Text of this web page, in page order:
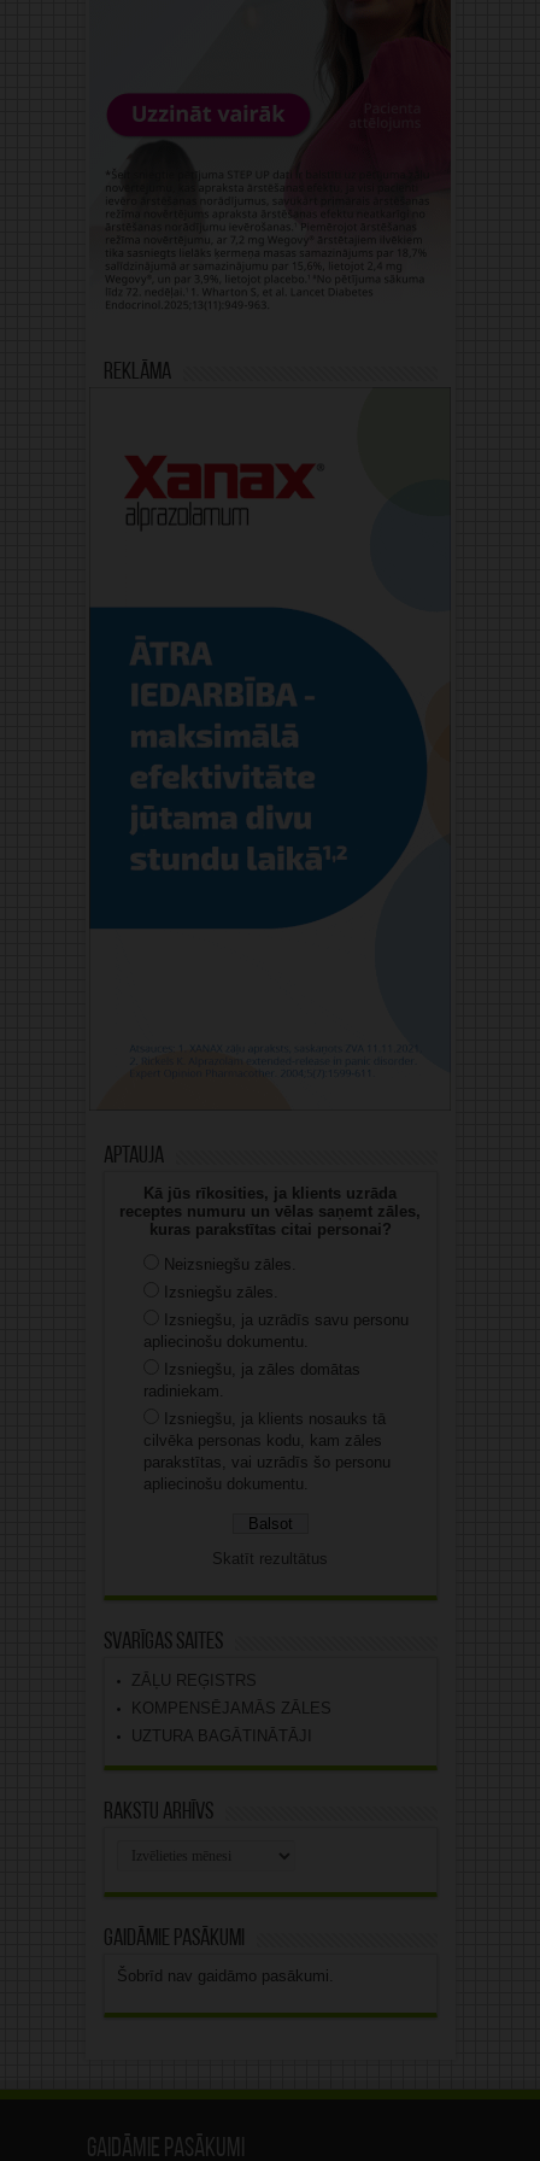
Reklāma
Aptauja
Kā jūs rīkosities, ja klients uzrāda
receptes numuru un vēlas saņemt zāles,
kuras parakstītas citai personai?
Neizsniegšu zāles.
Izsniegšu zāles.
Izsniegšu, ja uzrādīs savu personu
apliecinošu dokumentu.
Izsniegšu, ja zāles domātas
radiniekam.
Izsniegšu, ja klients nosauks tā
cilvēka personas kodu, kam zāles
parakstītas, vai uzrādīs šo personu
apliecinošu dokumentu.
Skatīt rezultātus
Svarīgas saites
ZĀĻU REĢISTRS
KOMPENSĒJAMĀS ZĀLES
UZTURA BAGĀTINĀTĀJI
Rakstu arhīvs
Gaidāmie pasākumi
Šobrīd nav gaidāmo pasākumi.
Gaidāmie pasākumi